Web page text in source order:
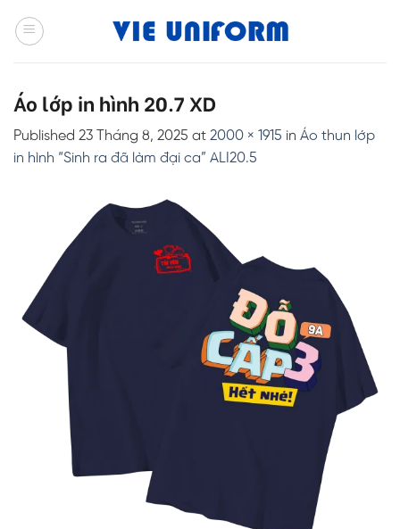
Áo lớp in hình 20.7 XD
Published 23 Tháng 8, 2025 at 2000 × 1915 in Áo thun lớp
in hình “Sinh ra đã làm đại ca” ALI20.5